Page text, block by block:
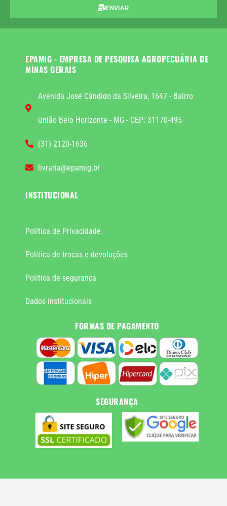
ENVIAR
EPAMIG - EMPRESA DE PESQUISA AGROPECUÁRIA DE
MINAS GERAIS
Avenida José Cândido da Silveira, 1647 - Bairro
União Belo Horizonte - MG - CEP: 31170-495
(31) 2120-1636
livraria@epamig.br
INSTITUCIONAL
Política de Privacidade
Política de trocas e devoluções
Política de segurança
Dados institucionais
FORMAS DE PAGAMENTO
SEGURANÇA